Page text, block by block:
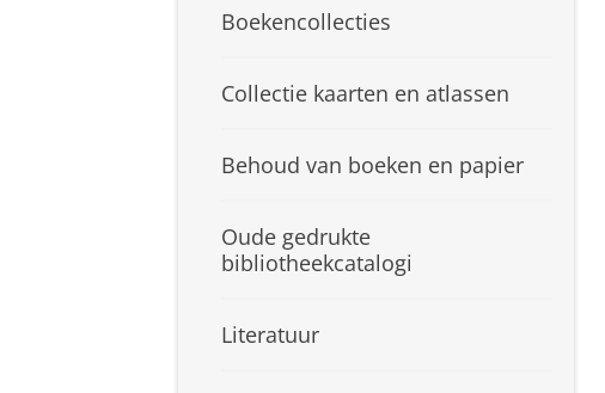
Boekencollecties
Collectie kaarten en atlassen
Behoud van boeken en papier
Oude gedrukte
bibliotheekcatalogi
Literatuur